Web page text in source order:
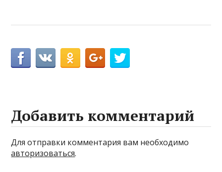
Добавить комментарий
Для отправки комментария вам необходимо
авторизоваться.